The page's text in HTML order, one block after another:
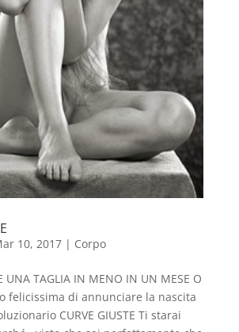
10, 2017| Corpo
UNA TAGLIA IN MENO IN UN MESE O
felicissima di annunciare la nascita
CURVE GIUSTE Ti starai